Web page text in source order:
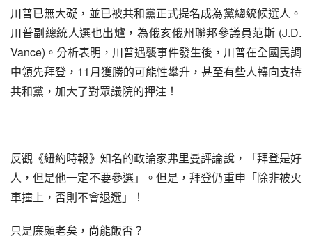
川普已無大礙，並已被共和黨正式提名成為黨總統候選人。
川普副總統人選也出爐，為俄亥俄州聯邦參議員范斯 (J.D.
Vance)。分析表明，川普遇襲事件發生後，川普在全國民調
中領先拜登，11月獲勝的可能性攀升，甚至有些人轉向支持
共和黨，加大了對眾議院的押注！
反觀《紐約時報》知名的政論家弗里曼評論說，「拜登是好
人，但是他一定不要參選」。但是，拜登仍重申「除非被火
車撞上，否則不會退選」！
只是廉頗老矣，尚能飯否？